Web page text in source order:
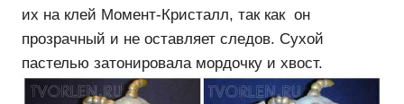
их на клей Момент-Кристалл, так как он
прозрачный и не оставляет следов. Сухой
пастелью затонировала мордочку и хвост.